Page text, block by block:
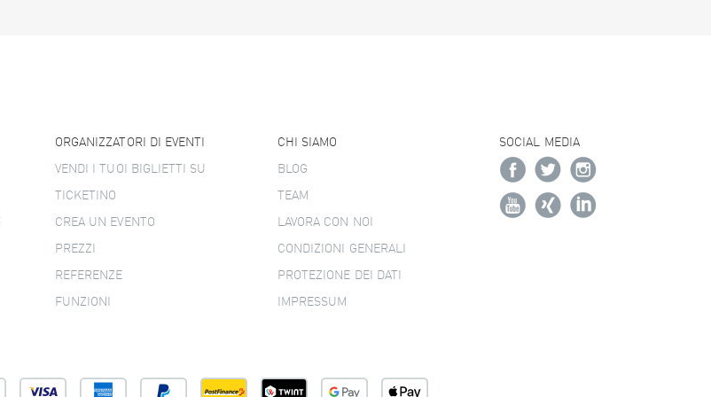
ORGANIZZATORI DI EVENTI
VENDI I TUOI BIGLIETTI SU
TICKETINO
CREA UN EVENTO
PREZZI
REFERENZE
FUNZIONI
CHI SIAMO
BLOG
TEAM
LAVORA CON NOI
CONDIZIONI GENERALI
PROTEZIONE DEI DATI
IMPRESSUM
SOCIAL MEDIA